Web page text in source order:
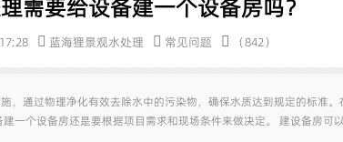
需要给设备建一个设备房吗？
蓝海狸景观水处理 常见问题 （842）
，通过物理净化有效去除水中的污染物，确保水质达到规定的标准
一个设备房还是要根据项目需求和现场条件来做决定。 建设备房